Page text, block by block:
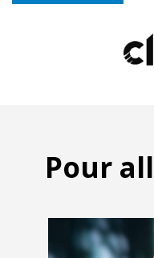
Pour